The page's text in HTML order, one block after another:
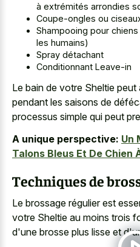
à extrémités arrondies
Coupe-ongles ou
Shampooing pour
les humains)
Spray détachant
Conditionnant Leave-in
Le bain de votre Sheltie
pendant les saisons de
processus simple qui peut
A unique perspective: Un
Talons Bleus Et De Chien
Techniques de
Le brossage régulier est
votre Sheltie au moins trois
d'une brosse plus lisse et